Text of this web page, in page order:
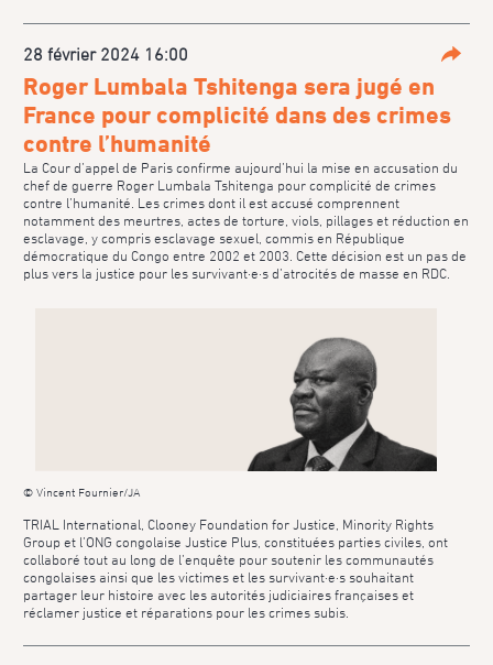
28 février 2024 16:00
Roger Lumbala Tshitenga sera jugé en
France pour complicité dans des crimes
contre l’humanité
La Cour d’appel de Paris confirme aujourd’hui la mise en accusation du
chef de guerre Roger Lumbala Tshitenga pour complicité de crimes
contre l’humanité. Les crimes dont il est accusé comprennent
notamment des meurtres, actes de torture, viols, pillages et réduction en
esclavage, y compris esclavage sexuel, commis en République
démocratique du Congo entre 2002 et 2003. Cette décision est un pas de
plus vers la justice pour les survivant·e·s d’atrocités de masse en RDC.
© Vincent Fournier/JA
TRIAL International, Clooney Foundation for Justice, Minority Rights
Group et l’ONG congolaise Justice Plus, constituées parties civiles, ont
collaboré tout au long de l’enquête pour soutenir les communautés
congolaises ainsi que les victimes et les survivant·e·s souhaitant
partager leur histoire avec les autorités judiciaires françaises et
réclamer justice et réparations pour les crimes subis.